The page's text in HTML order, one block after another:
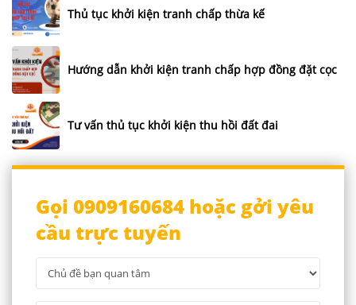
Thủ tục khởi kiện tranh chấp thừa kế
Hướng dẫn khởi kiện tranh chấp hợp đồng đặt cọc
Tư vấn thủ tục khởi kiện thu hồi đất đai
Gọi 0909160684 hoặc gởi yêu
cầu trực tuyến